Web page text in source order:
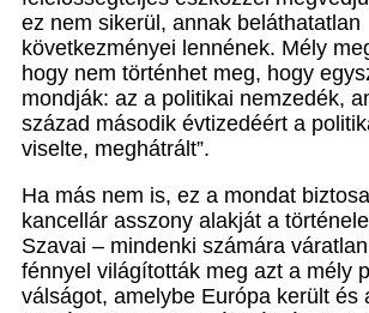
ez nem sikerül, annak beláthatatlan
következményei lennének. Mély
hogy nem történhet meg, hogy
mondják: az a politikai nemzedék,
század második évtizedéért a
viselte, meghátrált”.
Ha más nem is, ez a mondat
kancellár asszony alakját a
Szavai – mindenki számára
fénnyel világították meg azt a mély
válságot, amelybe Európa került és